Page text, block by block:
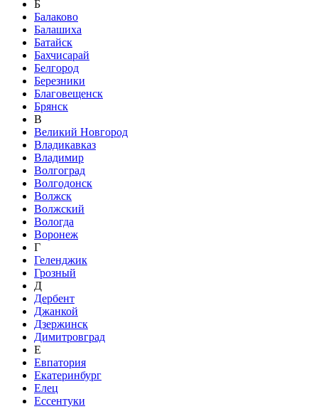
Б
Балаково
Балашиха
Батайск
Бахчисарай
Белгород
Березники
Благовещенск
Брянск
В
Великий Новгород
Владикавказ
Владимир
Волгоград
Волгодонск
Волжск
Волжский
Вологда
Воронеж
Г
Геленджик
Грозный
Д
Дербент
Джанкой
Дзержинск
Димитровград
Е
Евпатория
Екатеринбург
Елец
Ессентуки